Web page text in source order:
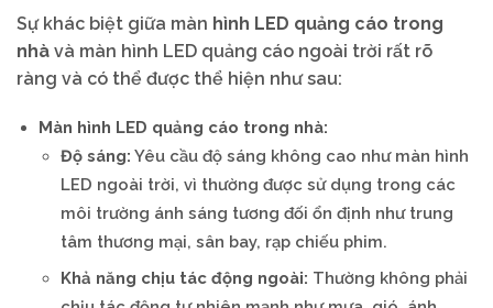
Sự khác biệt giữa màn hình LED quảng cáo trong
nhà và màn hình LED quảng cáo ngoài trời rất rõ
ràng và có thể được thể hiện như sau:
Màn hình LED quảng cáo trong nhà:
Độ sáng: Yêu cầu độ sáng không cao như màn hình
LED ngoài trời, vì thường được sử dụng trong các
môi trường ánh sáng tương đối ổn định như trung
tâm thương mại, sân bay, rạp chiếu phim.
Khả năng chịu tác động ngoài: Thường không phải